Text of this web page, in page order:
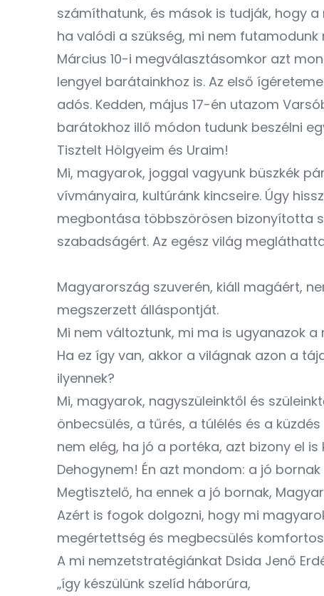
számíthatunk, és mások is tudják, hogy
ha valódi a szükség, mi nem futamodunk
Március 10-i megválasztásomkor azt
lengyel barátainkhoz is. Az első
adós. Kedden, május 17-én utazom
barátokhoz illő módon tudunk beszélni
Tisztelt Hölgyeim és Uraim!
Mi, magyarok, joggal vagyunk büszkék
vívmányaira, kultúránk kincseire. Úgy
megbontása többszörösen bizonyította
szabadságért. Az egész világ
Magyarország szuverén, kiáll magáért,
megszerzett álláspontját.
Mi nem változtunk, mi ma is ugyanazok
Ha ez így van, akkor a világnak azon a
ilyennek?
Mi, magyarok, nagyszüleinktől és
önbecsülés, a tűrés, a túlélés és a
nem elég, ha jó a portéka, azt bizony el
Dehogynem! Én azt mondom: a jó bornak
Megtisztelő, ha ennek a jó bornak,
Azért is fogok dolgozni, hogy mi
megértettség és megbecsülés
A mi nemzetstratégiánkat Dsida Jenő
„így készülünk szelíd háborúra,